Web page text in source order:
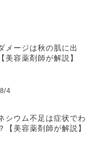
メージは秋の肌に出
美容薬剤師が解説】
4
シウム不足は症状でわ
【美容薬剤師が解説】